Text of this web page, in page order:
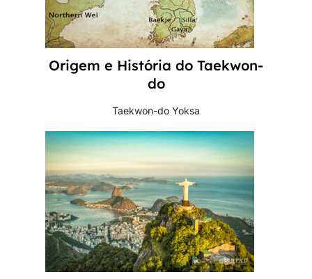
Origem e História do Taekwon-
do
Taekwon-do Yoksa